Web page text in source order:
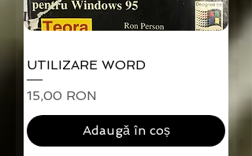
UTILIZARE WORD
Preț
15,00 RON
Adaugă în coș